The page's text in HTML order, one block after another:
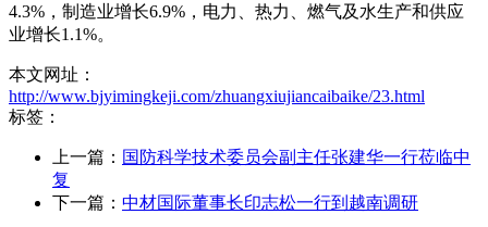
4.3%，制造业增长6.9%，电力、热力、燃气及水生产和供应
业增长1.1%。
本文网址：
http://www.bjyimingkeji.com/zhuangxiujiancaibaike/23.html
标签：
上一篇： 国防科学技术委员会副主任张建华一行莅临中
复
下一篇： 中材国际董事长印志松一行到越南调研